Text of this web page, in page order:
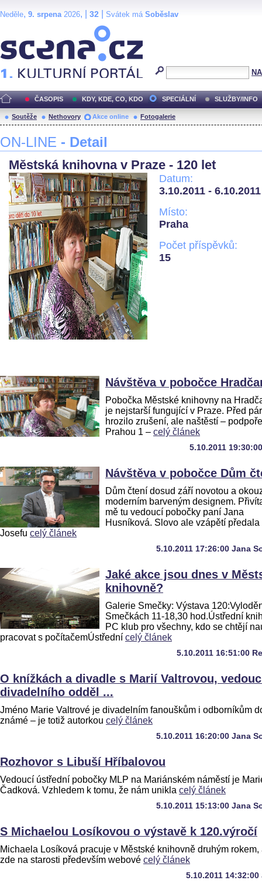
Neděle, 9. srpena2026, | 32 Svátek má Soběslav
ČASOPIS KDY, KDE, CO, KDO SPECIÁLNÍ SLUŽBY/INFO
Soutěže Nethovory Akce online Fotogalerie
ON-LINE - Detail
Městská knihovna v Praze - 120 let
Datum:
3.10.2011 - 6.10.2011
Místo:
Praha
Počet příspěvků:
15
Návštěva v pobočce
Pobočka Městské knihovny na
je nejstarší fungující v Praze. Před
hrozilo zrušení, ale naštěstí –
Prahou 1 – celý článek
5.10.2011
Návštěva v pobočce Dům
Dům čtení dosud září novotou a
moderním barveným designem.
mě tu vedoucí pobočky paní Jana
Husníková. Slovo ale vzápětí předala
Josefu celý článek
5.10.2011 17:26:00 Jana
Jaké akce jsou dnes v
knihovně?
Galerie Smečky: Výstava
Smečkách 11-18,30 hod.Ústřední
PC klub pro všechny, kdo se chtějí
pracovat s počítačemÚstřední celý článek
5.10.2011 16:51:00
O knížkách a divadle s Marií Valtrovou,
divadelního odděl ...
Jméno Marie Valtrové je divadelním fanouškům i odborníkům
známé – je totiž autorkou celý článek
5.10.2011 16:20:00 Jana
Rozhovor s Libuší Hříbalovou
Vedoucí ústřední pobočky MLP na Mariánském náměstí je
Čadková. Vzhledem k tomu, že nám unikla celý článek
5.10.2011 15:13:00 Jana
S Michaelou Losíkovou o výstavě k 120.výročí
Michaela Losíková pracuje v Městské knihovně druhým rokem,
zde na starosti především webové celý článek
5.10.2011 14:32:00